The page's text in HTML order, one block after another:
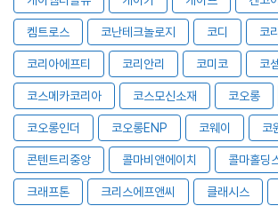
켐트로스 코난테크놀로지 코디 코
코리아에프티 코리안리 코미코 코
코스메카코리아 코스모신소재 코오롱
코오롱인더 코오롱ENP 코웨이 코
콘텐트리중앙 콜마비앤에이치 콜마홀딩
크래프톤 크리스에프앤씨 클래시스